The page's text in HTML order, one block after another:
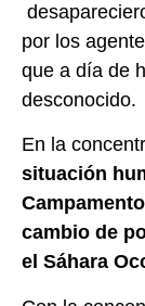
por los
que a día de
desconocido.
En la
situación
cambio de
el Sáhara